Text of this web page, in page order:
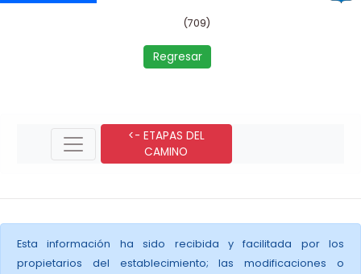
(709)
Regresar
<- ETAPAS DEL
CAMINO
Esta información ha sido recibida y facilitada por los
propietarios del establecimiento; las modificaciones o